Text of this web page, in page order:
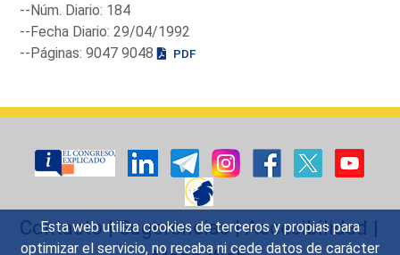
Esta web utiliza cookies de terceros y propias para
optimizar el servicio, no recaba ni cede datos de carácter
--Núm. Diario: 184
--Fecha Diario: 29/04/1992
--Páginas: 9047 9048
PDF
Contacto|Sugerencias|Accesibilidad |